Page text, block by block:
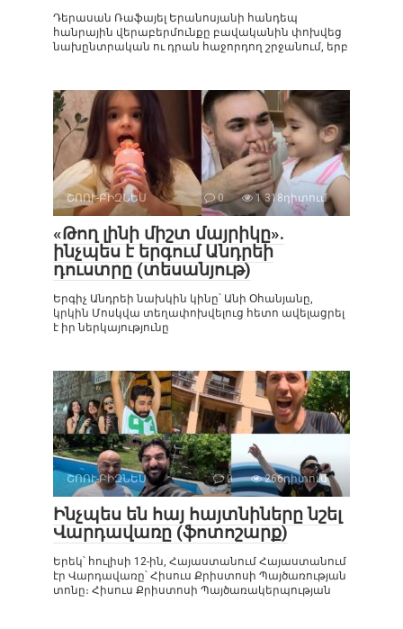
Դերասան Ռաֆայել Երանոսյանի հանդեպ
հանրային վերաբերմունքը բավականին փոխվեց
նախընտրական ու դրան հաջորդող շրջանում, երբ
ՇՈՈՒ-ԲԻԶՆԵՍ 0 1 318դիտում
«Թող լինի միշտ մայրիկը».
ինչպես է երգում Անդրեի
դուստրը (տեսանյութ)
Երգիչ Անդրեի նախկին կինը՝ Անի Օհանյանը,
կրկին Մոսկվա տեղափոխվելուց հետո ավելացրել
է իր ներկայությունը
ՇՈՈՒ-ԲԻԶՆԵՍ 0 266դիտում
Ինչպես են հայ հայտնիները նշել
Վարդավառը (ֆոտոշարք)
Երեկ՝ հուլիսի 12-ին, Հայաստանում Հայաստանում
էր Վարդավառը՝ Հիսուս Քրիստոսի Պայծառության
տոնը։ Հիսուս Քրիստոսի Պայծառակերպության